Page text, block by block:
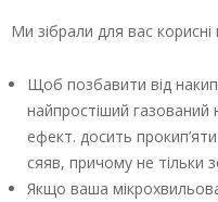
Ми зібрали для вас
Щоб позбавити від
найпростіший
ефект. досить
сяяв, причому не тільки
Якщо ваша